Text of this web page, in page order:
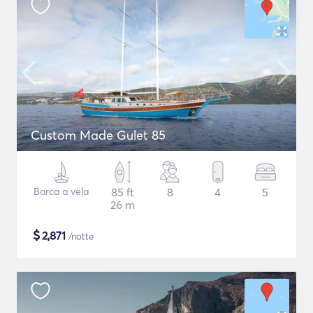
Custom Made Gulet 85
Barca a vela
85 ft
26 m
8 4 5
$2,871 /notte